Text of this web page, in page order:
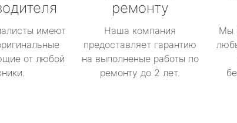
имеют
от любой
ремонту
Наша компания
предоставляет гарантию
на выполненые работы по
ремонту до 2 лет.
Мы